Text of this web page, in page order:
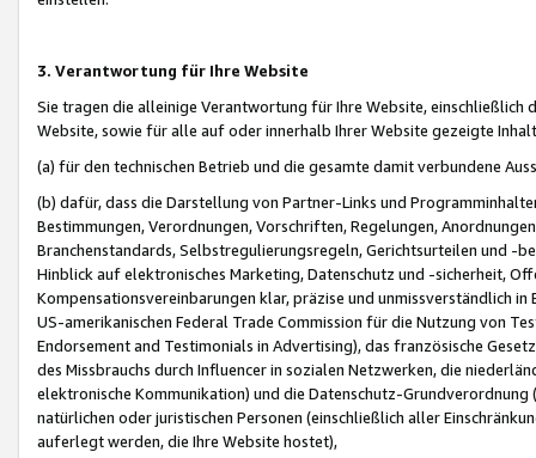
3. Verantwortung für Ihre Website
Sie tragen die alleinige Verantwortung für Ihre Website,
Website, sowie für alle auf oder innerhalb Ihrer Website gezeigte
(a) für den technischen Betrieb und die gesamte damit verbundene
(b) dafür, dass die Darstellung von Partner-Links und
Bestimmungen, Verordnungen, Vorschriften, Regelungen,
Branchenstandards, Selbstregulierungsregeln, Gerichtsurteilen und -
Hinblick auf elektronisches Marketing, Datenschutz und -sicherheit,
Kompensationsvereinbarungen klar, präzise und unmissverständlich
US-amerikanischen Federal Trade Commission für die Nutzung von
Endorsement and Testimonials in Advertising), das französische
des Missbrauchs durch Influencer in sozialen Netzwerken, die
elektronische Kommunikation) und die Datenschutz-
natürlichen oder juristischen Personen (einschließlich aller
auferlegt werden, die Ihre Website hostet),